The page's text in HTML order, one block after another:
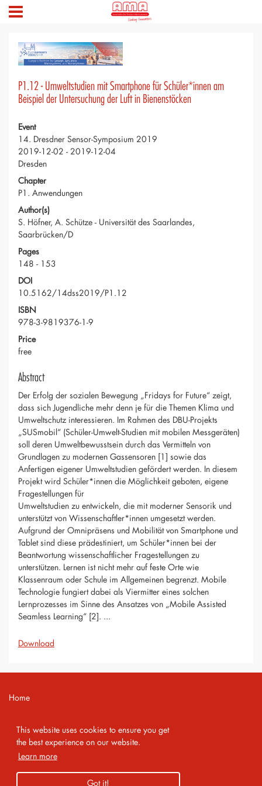
This website uses cookies to ensure you get
the best experience on our website.
Learn more
Got it!
P1.12 - Umweltstudien mit Smartphone für Schüler*innen am
Beispiel der Untersuchung der Luft in Bienenstöcken
Event
14. Dresdner Sensor-Symposium 2019
2019-12-02 - 2019-12-04
Dresden
Chapter
P1. Anwendungen
Author(s)
S. Höfner, A. Schütze - Universität des Saarlandes,
Saarbrücken/D
Pages
148 - 153
DOI
10.5162/14dss2019/P1.12
ISBN
978-3-9819376-1-9
Price
free
Abstract
Der Erfolg der sozialen Bewegung „Fridays for Future“ zeigt,
dass sich Jugendliche mehr denn je für die Themen Klima und
Umweltschutz interessieren. Im Rahmen des DBU-Projekts
„SUSmobil“ (Schüler-Umwelt-Studien mit mobilen Messgeräten)
soll deren Umweltbewusstsein durch das Vermitteln von
Grundlagen zu modernen Gassensoren [1] sowie das
Anfertigen eigener Umweltstudien gefördert werden. In diesem
Projekt wird Schüler*innen die Möglichkeit geboten, eigene
Fragestellungen für
Umweltstudien zu entwickeln, die mit moderner Sensorik und
unterstützt von Wissenschaftler*innen umgesetzt werden.
Aufgrund der Omnipräsens und Mobilität von Smartphone und
Tablet sind diese prädestiniert, um Schüler*innen bei der
Beantwortung wissenschaftlicher Fragestellungen zu
unterstützen. Lernen ist nicht mehr auf feste Orte wie
Klassenraum oder Schule im Allgemeinen begrenzt. Mobile
Technologie fungiert dabei als Viermitter eines solchen
Lernprozesses im Sinne des Ansatzes von „Mobile Assisted
Seamless Learning“ [2]. ...
Download
Home
Imprint
Privacy Policy